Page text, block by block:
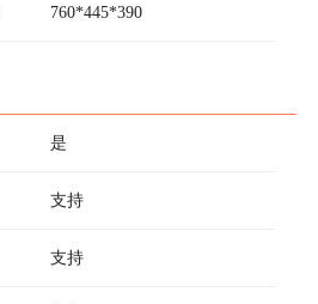
760*445*390
是
支持
支持